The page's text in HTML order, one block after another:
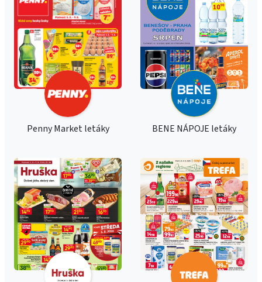
Penny Market letáky BENE NÁPOJE letáky